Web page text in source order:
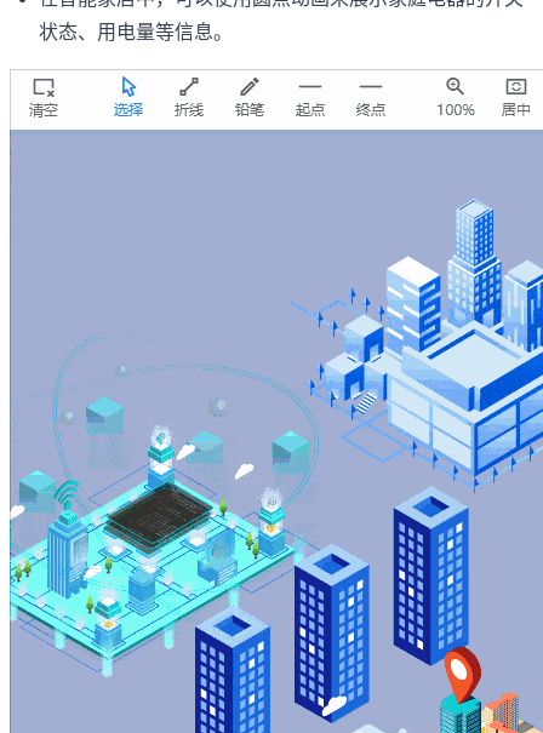
状态、用电量等信息。